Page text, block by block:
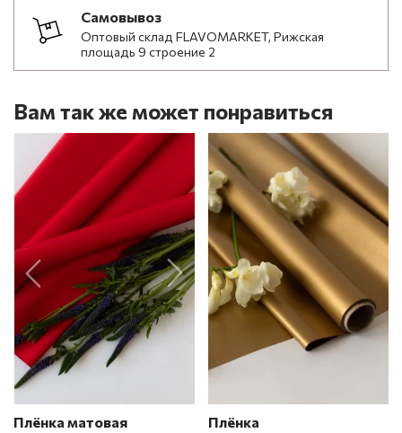
Самовывоз
Оптовый склад FLAVOMARKET, Рижская
площадь 9 строение 2
Вам так же может понравиться
Плёнка матовая Плёнка